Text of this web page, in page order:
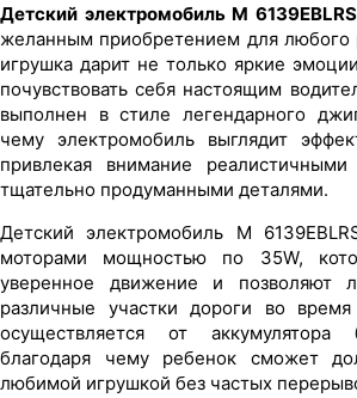
Детский электромобиль M
желанным приобретением для любого
игрушка дарит не только яркие
почувствовать себя настоящим
выполнен в стиле легендарного
чему электромобиль выглядит
привлекая внимание
тщательно продуманными деталями.
Детский электромобиль M
моторами мощностью по 35W,
уверенное движение и позволяют
различные участки дороги во время
осуществляется от аккумулятора
благодаря чему ребенок сможет
любимой игрушкой без частых